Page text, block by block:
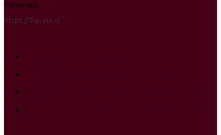
Pariwisata
https://Travele.id